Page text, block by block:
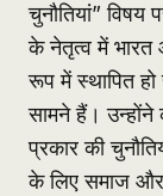
चुनौतियां” विषय
के नेतृत्व में भारत
रूप में स्थापित
सामने हैं। उन्होंने
प्रकार की
के लिए समाज